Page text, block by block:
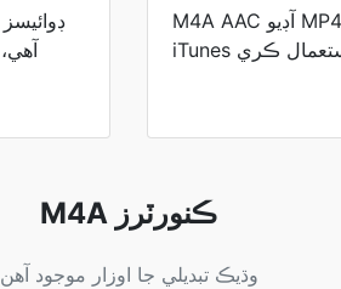
M4A AAC آڊيو MP4 ڪنٽينر ۾ رکي ٿو ۽ اهو آهي ته
M4A ڪنورٽرز
وڌيڪ تبديلي جا اوزار موجود آهن